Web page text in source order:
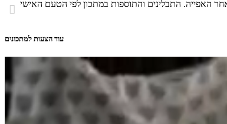

עוד הצעות למתכונים